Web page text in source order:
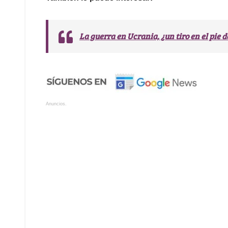
La guerra en Ucrania, ¿un tiro en el pie
Anuncios.